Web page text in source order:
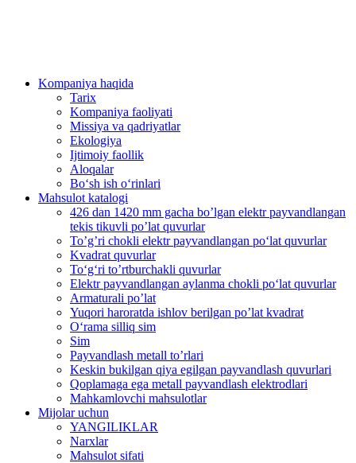
Kompaniya haqida
Tarix
Kompaniya faoliyati
Missiya va qadriyatlar
Ekologiya
Ijtimoiy faollik
Aloqalar
Bo‘sh ish o‘rinlari
Mahsulot katalogi
426 dan 1420 mm gacha bo’lgan elektr payvandlangan
tekis tikuvli po’lat quvurlar
To’g’ri chokli elektr payvandlangan po‘lat quvurlar
Kvadrat quvurlar
To‘g‘ri to’rtburchakli quvurlar
Elektr payvandlangan aylanma chokli po‘lat quvurlar
Armaturali po’lat
Yuqori haroratda ishlov berilgan po’lat kvadrat
O‘rama silliq sim
Sim
Payvandlash metall to’rlari
Keskin bukilgan qiya egilgan payvandlash quvurlari
Qoplamaga ega metall payvandlash elektrodlari
Mahkamlovchi mahsulotlar
Mijolar uchun
YANGILIKLAR
Narxlar
Mahsulot sifati